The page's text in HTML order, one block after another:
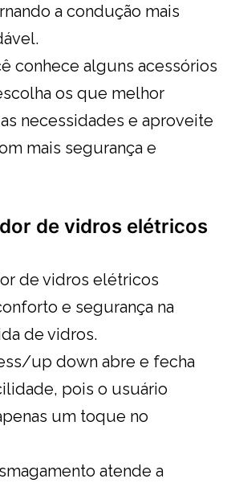
a condução mais
conhece alguns acessórios
os que melhor
necessidades e aproveite
mais segurança e
de vidros elétricos
de vidros elétricos
e segurança na
de vidros.
up down abre e fecha
pois o usuário
um toque no
atende a